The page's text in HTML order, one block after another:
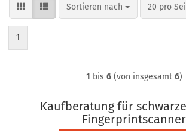
Sortieren nach
Sortieren nach 20 pro
pro Seite
1
1 bis 6(von insgesamt 6)
Kaufberatung für
Fingerprintscanner